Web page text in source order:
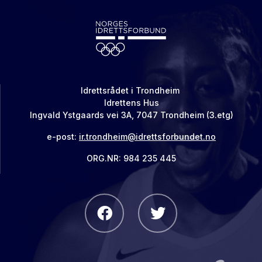
Idrettsrådet i Trondheim
Idrettens Hus
Ingvald Ystgaards vei 3A, 7047 Trondheim (3.etg)
e-post: ir.trondheim@idrettsforbundet.no
ORG.NR: 984 235 445